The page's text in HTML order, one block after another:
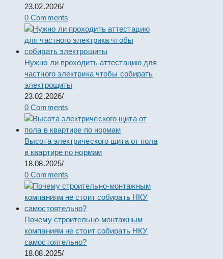
23.02.2026/
0 Comments
Нужно ли проходить аттестацию для
частного электрика чтобы собирать
электрощиты
23.02.2026/
0 Comments
Высота электрического щита от пола
в квартире по нормам
18.08.2025/
0 Comments
Почему строительно-монтажным
компаниям не стоит собирать НКУ
самостоятельно?
18.08.2025/